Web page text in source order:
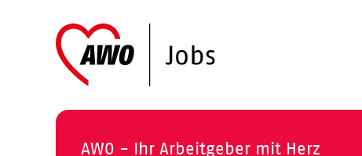
AWO - Ihr Arbeitgeber mit Herz